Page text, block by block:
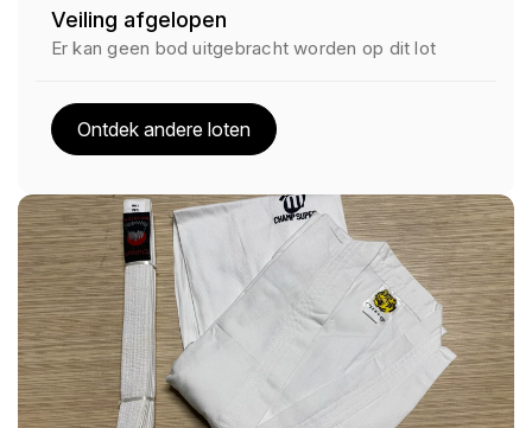
Veiling afgelopen
Er kan geen bod uitgebracht worden op dit lot
Ontdek andere loten